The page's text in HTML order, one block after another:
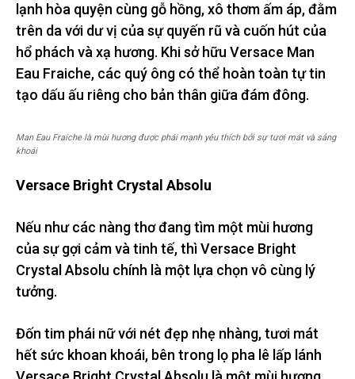
lạnh hòa quyện cùng gỗ hồng, xô thơm ấm áp, đằm
trên da với dư vị của sự quyến rũ và cuốn hút của
hổ phách và xạ hương. Khi sở hữu Versace Man
Eau Fraiche, các quý ông có thể hoàn toàn tự tin
tạo dấu ấu riêng cho bản thân giữa đám đông.
Man Eau Fraiche là mùi hương được phái mạnh yêu thích bởi sự tươi mát và sảng
khoái
Versace Bright Crystal Absolu
Nếu như các nàng thơ đang tìm một mùi hương
của sự gợi cảm và tinh tế, thì Versace Bright
Crystal Absolu chính là một lựa chọn vô cùng lý
tưởng.
Đốn tim phái nữ với nét đẹp nhẹ nhàng, tươi mát
hết sức khoan khoái, bên trong lọ pha lê lấp lánh